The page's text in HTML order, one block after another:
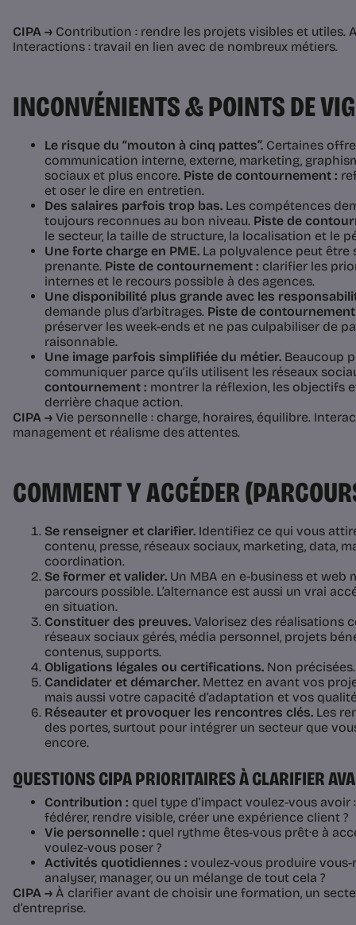
CIPA → Contribution : rendre les projets visibles et utiles.
Interactions : travail en lien avec de nombreux métiers.
INCONVÉNIENTS & POINTS DE
Le risque du “mouton à cinq pattes”. Certaines
communication interne, externe, marketing,
sociaux et plus encore. Piste de contournement :
et oser le dire en entretien.
Des salaires parfois trop bas. Les compétences
toujours reconnues au bon niveau. Piste de
le secteur, la taille de structure, la localisation et le
Une forte charge en PME. La polyvalence peut être
prenante. Piste de contournement : clarifier les
internes et le recours possible à des agences.
Une disponibilité plus grande avec les
demande plus d’arbitrages. Piste de
préserver les week-ends et ne pas culpabiliser de
raisonnable.
Une image parfois simplifiée du métier. Beaucoup
communiquer parce qu’ils utilisent les réseaux
contournement : montrer la réflexion, les objectifs
derrière chaque action.
CIPA → Vie personnelle : charge, horaires, équilibre.
management et réalisme des attentes.
COMMENT Y ACCÉDER
Se renseigner et clarifier. Identifiez ce qui vous
contenu, presse, réseaux sociaux, marketing, data,
coordination.
Se former et valider. Un MBA en e-business et web
parcours possible. L’alternance est aussi un vrai
en situation.
Constituer des preuves. Valorisez des réalisations
réseaux sociaux gérés, média personnel, projets
contenus, supports.
Obligations légales ou certifications. Non
Candidater et démarcher. Mettez en avant vos
mais aussi votre capacité d’adaptation et vos
Réseauter et provoquer les rencontres clés. Les
des portes, surtout pour intégrer un secteur que
encore.
QUESTIONS CIPA PRIORITAIRES À CLARIFIER
Contribution : quel type d’impact voulez-vous avoir
fédérer, rendre visible, créer une expérience client ?
Vie personnelle : quel rythme êtes-vous prêt·e à
voulez-vous poser ?
Activités quotidiennes : voulez-vous produire vous-
analyser, manager, ou un mélange de tout cela ?
CIPA → À clarifier avant de choisir une formation, un
d’entreprise.